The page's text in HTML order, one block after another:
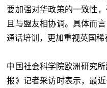
要加强对华政策的一致性
且与盟友相协调。具体而
通话培训，更加重视英国稀
中国社会科学院欧洲研究
报》记者采访时表示，最